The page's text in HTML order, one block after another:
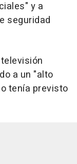
y a
seguridad
a un "alto
tenía previsto